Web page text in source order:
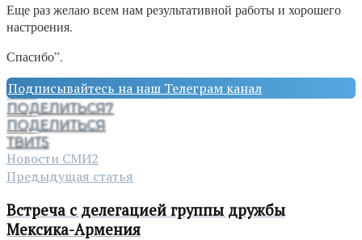
Еще раз желаю всем нам результативной работы и хорошего
настроения.
Спасибо”.
Подписывайтесь на наш Телеграм канал
ПОДЕЛИТЬСЯ7
ПОДЕЛИТЬСЯ
ТВИТ5
Новости СМИ2
Предыдущая статья
Встреча с делегацией группы дружбы
Мексика-Армения